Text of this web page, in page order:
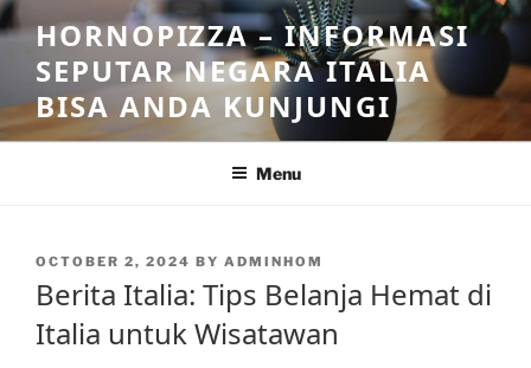
Skip
to
content
HORNOPIZZA – INFORMASI
SEPUTAR NEGARA ITALIA
BISA ANDA KUNJUNGI
Menu
POSTED
OCTOBER 2, 2024 BY ADMINHOM
Berita Italia: Tips Belanja Hemat di
Italia untuk Wisatawan